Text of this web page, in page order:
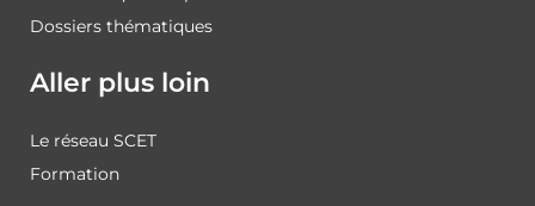
Dossiers thématiques
Aller plus loin
Le réseau SCET
Formation